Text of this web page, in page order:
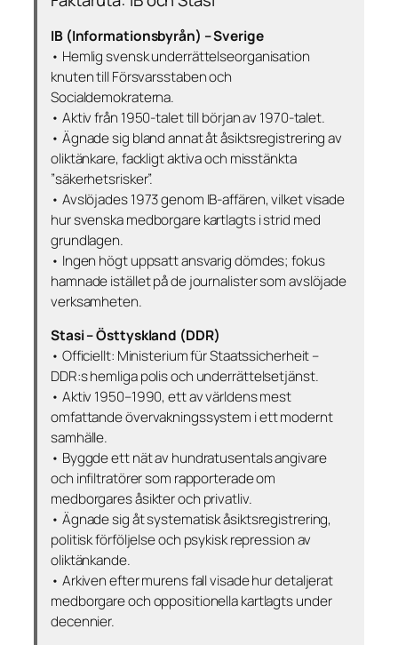
IB (Informationsbyrån) – Sverige
• Hemlig svensk underrättelseorganisation
knuten till Försvarsstaben och
Socialdemokraterna.
• Aktiv från 1950-talet till början av 1970-talet.
• Ägnade sig bland annat åt åsiktsregistrering av
oliktänkare, fackligt aktiva och misstänkta
”säkerhetsrisker”.
• Avslöjades 1973 genom IB-affären, vilket visade
hur svenska medborgare kartlagts i strid med
grundlagen.
• Ingen högt uppsatt ansvarig dömdes; fokus
hamnade istället på de journalister som avslöjade
verksamheten.
Stasi – Östtyskland (DDR)
• Officiellt: Ministerium für Staatssicherheit –
DDR:s hemliga polis och underrättelsetjänst.
• Aktiv 1950–1990, ett av världens mest
omfattande övervakningssystem i ett modernt
samhälle.
• Byggde ett nät av hundratusentals angivare
och infiltratörer som rapporterade om
medborgares åsikter och privatliv.
• Ägnade sig åt systematisk åsiktsregistrering,
politisk förföljelse och psykisk repression av
oliktänkande.
• Arkiven efter murens fall visade hur detaljerat
medborgare och oppositionella kartlagts under
decennier.